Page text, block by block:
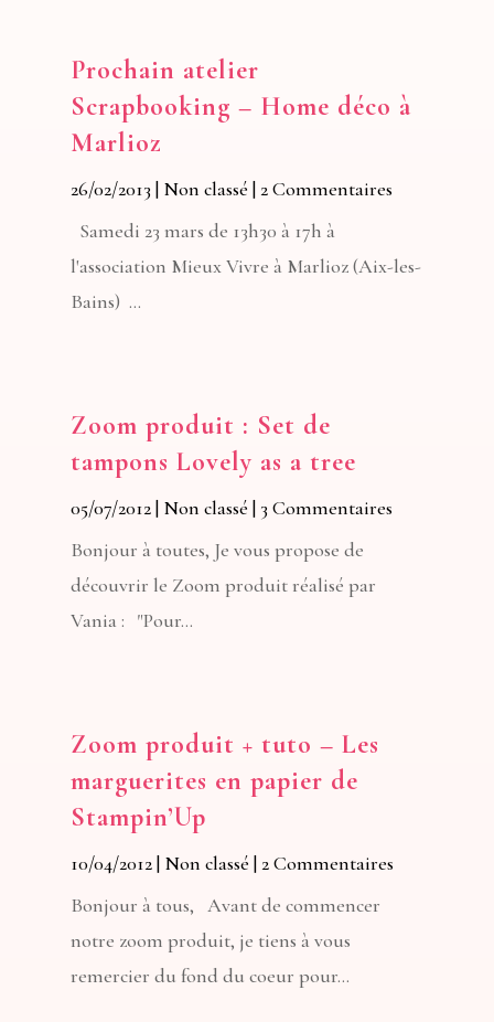
Prochain atelier
Scrapbooking – Home déco à
Marlioz
26/02/2013 | Non classé | 2 Commentaires
Samedi 23 mars de 13h30 à 17h à
l'association Mieux Vivre à Marlioz (Aix-les-
Bains) ...
Zoom produit : Set de
tampons Lovely as a tree
05/07/2012| Non classé | 3 Commentaires
Bonjour à toutes, Je vous propose de
découvrir le Zoom produit réalisé par
Vania : "Pour...
Zoom produit + tuto – Les
marguerites en papier de
Stampin’Up
10/04/2012| Non classé | 2 Commentaires
Bonjour à tous, Avant de commencer
notre zoom produit, je tiens à vous
remercier du fond du coeur pour...